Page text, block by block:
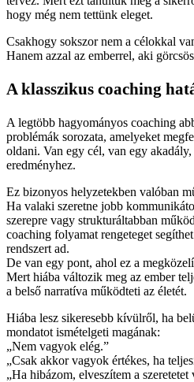
hogy még nem tettünk eleget.
Csakhogy sokszor nem a célokkal
Hanem azzal az emberrel, aki
A klasszikus coaching
A legtöbb hagyományos coaching
problémák sorozata, amelyeket
oldani. Van egy cél, van egy
eredményhez.
Ez bizonyos helyzetekben valóban
Ha valaki szeretne jobb
szerepre vagy strukturáltabban
coaching folyamat rengeteget
rendszert ad.
De van egy pont, ahol ez a
Mert hiába változik meg az ember
a belső narratíva működteti az életét.
Hiába lesz sikeresebb kívülről, ha
mondatot ismételgeti magának:
„Nem vagyok elég.”
„Csak akkor vagyok értékes, ha
„Ha hibázom, elveszítem a szeretetet